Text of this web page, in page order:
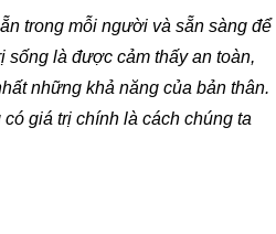
trong mỗi người và sẵn sàng để
là được cảm thấy an toàn,
những khả năng của bản thân.
giá trị chính là cách chúng ta